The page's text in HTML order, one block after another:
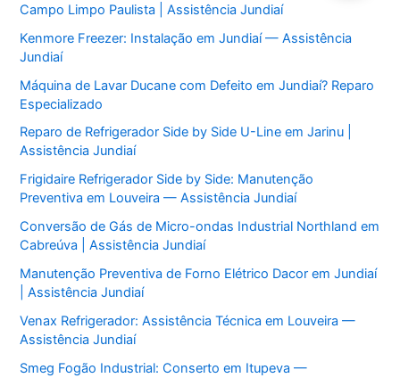
Campo Limpo Paulista | Assistência Jundiaí
Kenmore Freezer: Instalação em Jundiaí — Assistência
Jundiaí
Máquina de Lavar Ducane com Defeito em Jundiaí? Reparo
Especializado
Reparo de Refrigerador Side by Side U-Line em Jarinu |
Assistência Jundiaí
Frigidaire Refrigerador Side by Side: Manutenção
Preventiva em Louveira — Assistência Jundiaí
Conversão de Gás de Micro-ondas Industrial Northland em
Cabreúva | Assistência Jundiaí
Manutenção Preventiva de Forno Elétrico Dacor em Jundiaí
| Assistência Jundiaí
Venax Refrigerador: Assistência Técnica em Louveira —
Assistência Jundiaí
Smeg Fogão Industrial: Conserto em Itupeva —